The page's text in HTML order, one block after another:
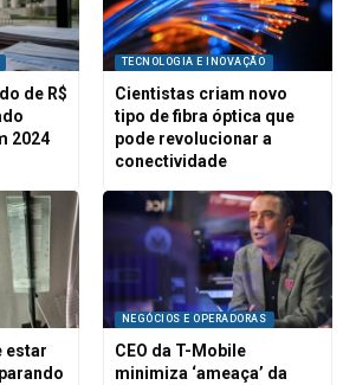
de R$
2024
TECNOLOGIA E INOVAÇÃO
Cientistas criam novo
tipo de fibra óptica que
pode revolucionar a
conectividade
estar
NEGÓCIOS E OPERADORAS
CEO da T-Mobile
minimiza ‘ameaça’ da